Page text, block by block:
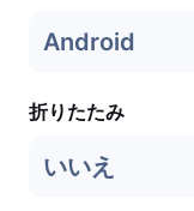
Android
折りたたみ
いいえ